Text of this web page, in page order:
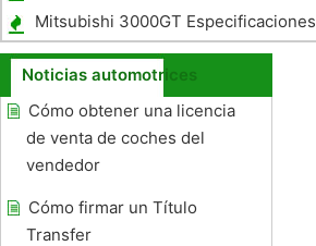
Mitsubishi 3000GT Especificaciones
Noticias automotrices
Cómo obtener una licencia
de venta de coches del
vendedor
Cómo firmar un Título
Transfer